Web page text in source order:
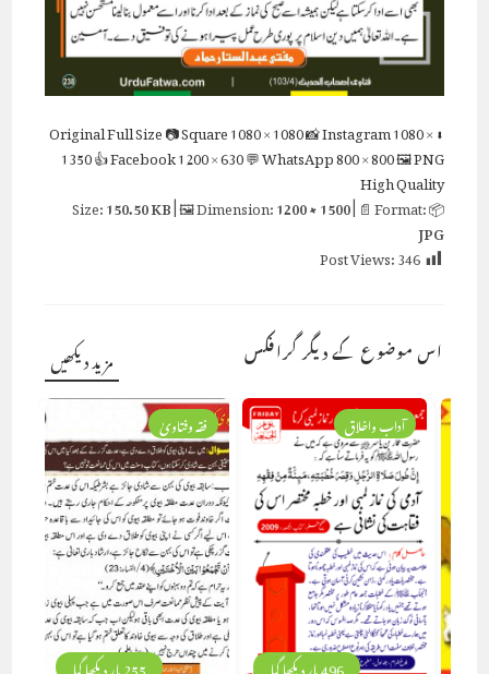
⬇ Original
Full Size📷 Square1080 × 1080📸 Instagram1080 ×
1350👍 Facebook1200 × 630💬 WhatsApp800 × 800🖼 PNG
High Quality
📦 Size:
150.50 KB| 🖼 Dimension:1200 × 1500| 📄 Format:
JPG
Post Views:346
اس موضوع کے دیگر گرافکس مزید دیکھیں
آداب واخلاق فقہ وفتاویٰ